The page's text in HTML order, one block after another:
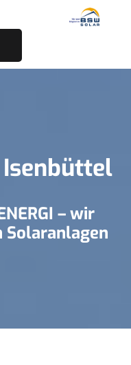
– wir
Solaranlagen